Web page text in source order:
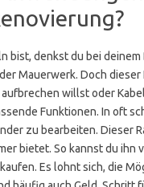
bist, denkst du bei
Mauerwerk. Doch
willst oder
Funktionen. In oft
zu bearbeiten. Dieser
bietet. So kannst du
Es lohnt sich, die